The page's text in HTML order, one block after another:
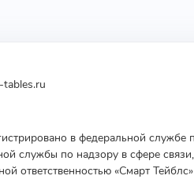
в федеральной
службы по надзору в сфере
ответственностью «Смарт